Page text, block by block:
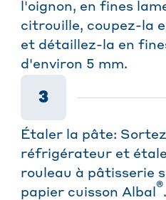
l'oignon, en fines
citrouille, coupez-la
et détaillez-la en
d'environ 5 mm.
3
Étaler la pâte:
réfrigérateur et
rouleau à pâtisserie
papier cuisson Albal ®